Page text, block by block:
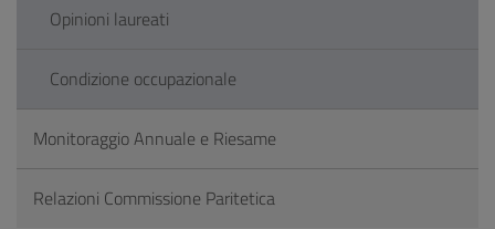
Opinioni laureati
Condizione occupazionale
Monitoraggio Annuale e Riesame
Relazioni Commissione Paritetica